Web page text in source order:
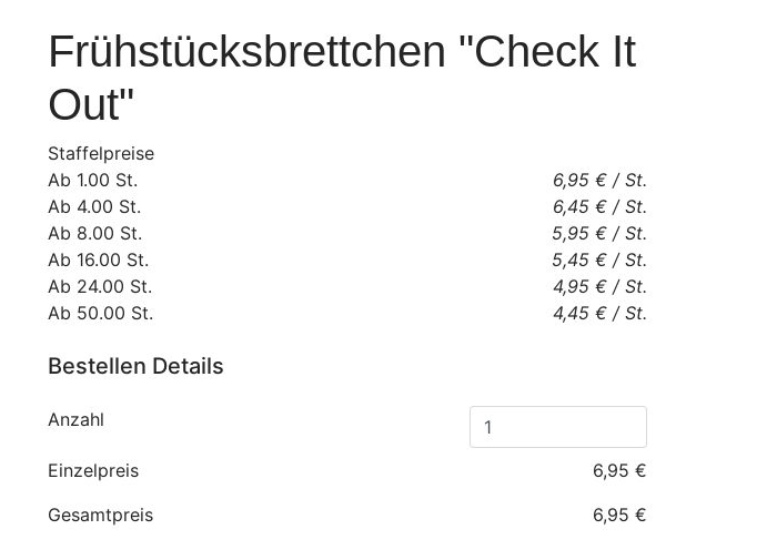
Frühstücksbrettchen "Check It
Out"
Staffelpreise
Ab 1.00 St. 6,95 € / St.
Ab 4.00 St. 6,45 € / St.
Ab 8.00 St. 5,95 € / St.
Ab 16.00 St. 5,45 € / St.
Ab 24.00 St. 4,95 € / St.
Ab 50.00 St. 4,45 € / St.
Bestellen Details
Anzahl
Einzelpreis
6,95 €
Gesamtpreis
6,95 €